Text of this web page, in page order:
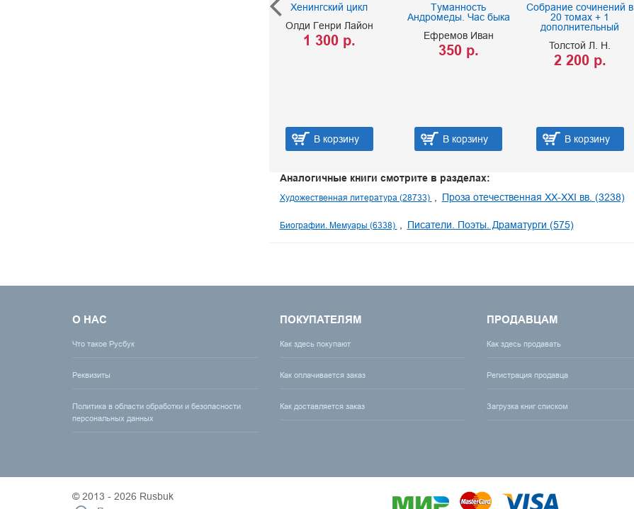
Хенингский цикл
Олди Генри Лайон
1 300 р.
В корзину
Туманность
Андромеды. Час быка
Ефремов Иван
350 р.
В корзину
Собрание сочинений в
20 томах + 1
дополнительный
Толстой Л. Н.
2 200 р.
В корзину
Аналогичные книги смотрите в разделах:
Художественная литература (28733) Проза отечественная XX-XXI вв. (3238)
Биографии. Мемуары (6338) Писатели. Поэты. Драматурги (575)
О НАС
Что такое Русбук
Реквизиты
Политика в области обработки и безопасности
персональных данных
ПОКУПАТЕЛЯМ
Как здесь покупают
Как оплачивается заказ
Как доставляется заказ
ПРОДАВЦАМ
Как здесь продавать
Регистрация продавца
Загрузка книг списком
© 2013 - 2026 Rusbuk